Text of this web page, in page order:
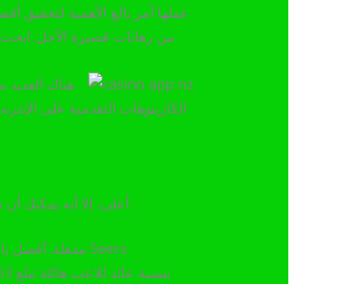
عملها أمر بالغ الأهمية لتحقيق
من رهانات قصيرة الأجل.
هناك العديد
الكازينوهات التقدمية على
على الرغم من أنه قد يبدو جذابًا مجرد اختيار الألعاب ذات معدل RTP أعلى، إلا أنه يمكنك أن تجد مزايا وعيوبًا لجميع أشكال ألعاب الكازينو.